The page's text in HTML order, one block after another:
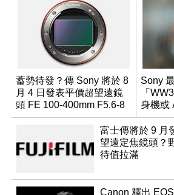
蓄勢待發？傳 Sony 將於 8
月 4 日發表平價超望遠鏡
頭 FE 100-400mm F5.6-8
Sony
「
身機或
成員？
富士傳將於 9 月
望遠定焦鏡頭？
待值拉滿
Canon 釋出